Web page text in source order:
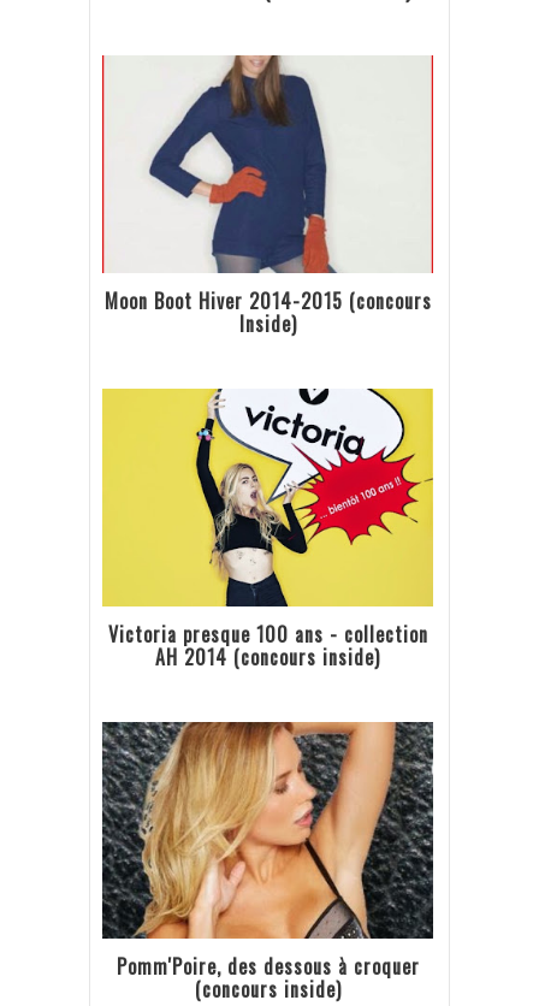
Moon Boot Hiver 2014-2015 (concours
Inside)
Victoria presque 100 ans - collection
AH 2014 (concours inside)
Pomm'Poire, des dessous à croquer
(concours inside)